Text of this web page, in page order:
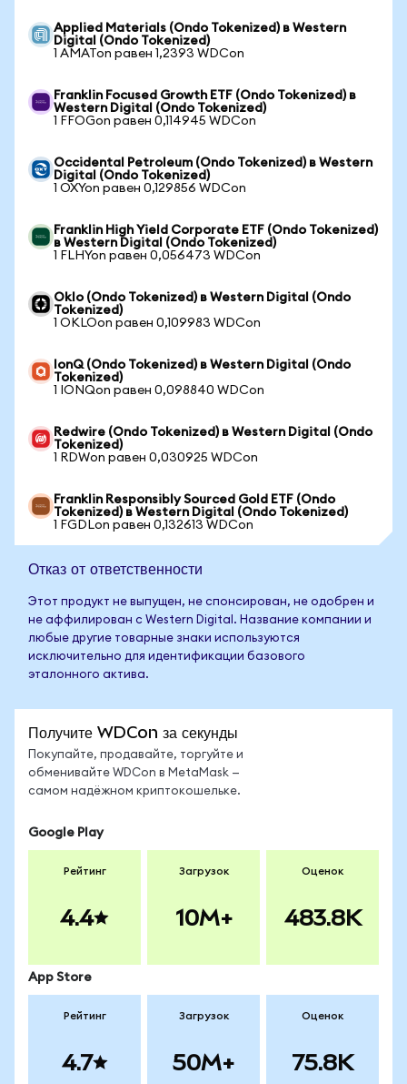
Applied Materials (Ondo Tokenized) в Western
Digital (Ondo Tokenized)
1 AMATon равен 1,2393 WDCon
Franklin Focused Growth ETF (Ondo Tokenized) в
Western Digital (Ondo Tokenized)
1 FFOGon равен 0,114945 WDCon
Occidental Petroleum (Ondo Tokenized) в Western
Digital (Ondo Tokenized)
1 OXYon равен 0,129856 WDCon
Franklin High Yield Corporate ETF (Ondo Tokenized)
в Western Digital (Ondo Tokenized)
1 FLHYon равен 0,056473 WDCon
Oklo (Ondo Tokenized) в Western Digital (Ondo
Tokenized)
1 OKLOon равен 0,109983 WDCon
IonQ (Ondo Tokenized) в Western Digital (Ondo
Tokenized)
1 IONQon равен 0,098840 WDCon
Redwire (Ondo Tokenized) в Western Digital (Ondo
Tokenized)
1 RDWon равен 0,030925 WDCon
Franklin Responsibly Sourced Gold ETF (Ondo
Tokenized) в Western Digital (Ondo Tokenized)
1 FGDLon равен 0,132613 WDCon
Отказ от ответственности
Этот продукт не выпущен, не спонсирован, не одобрен и
не аффилирован с Western Digital. Название компании и
любые другие товарные знаки используются
исключительно для идентификации базового
эталонного актива.
Получите WDCon за секунды
Покупайте, продавайте, торгуйте и
обменивайте WDCon в MetaMask —
самом надёжном криптокошельке.
Google Play
Рейтинг
4.4
Загрузок
10M+
Оценок
483.8K
App Store
Рейтинг
4.7
Загрузок
50M+
Оценок
75.8K